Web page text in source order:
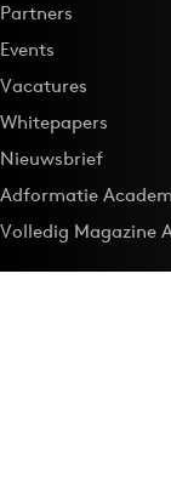
Partners
Events
Vacatures
Whitepapers
Nieuwsbrief
Adformatie
Volledig Magazine